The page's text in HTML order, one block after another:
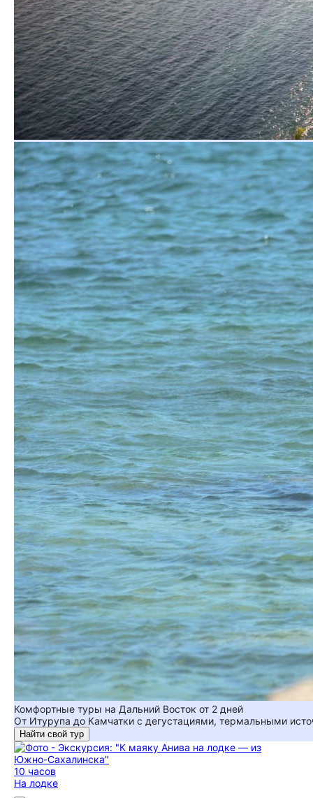
Комфортные туры на Дальний Восток от 2 дней
От Итурупа до Камчатки с дегустациями, термальными
Найти свой тур
10 часов
На лодке